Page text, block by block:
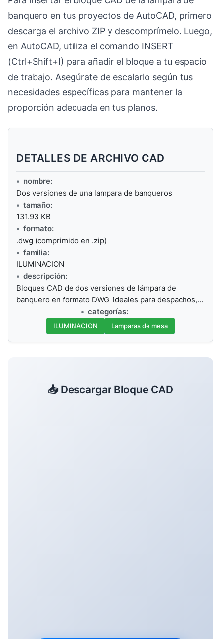
banquero en tus proyectos de AutoCAD, primero
descarga el archivo ZIP y descomprímelo. Luego,
en AutoCAD, utiliza el comando INSERT
(Ctrl+Shift+I) para añadir el bloque a tu espacio
de trabajo. Asegúrate de escalarlo según tus
necesidades específicas para mantener la
proporción adecuada en tus planos.
DETALLES DE ARCHIVO CAD
nombre:
Dos versiones de una lampara de banqueros
tamaño:
131.93 KB
formato:
.dwg (comprimido en .zip)
familia:
ILUMINACION
descripción:
Bloques CAD de dos versiones de lámpara de
banquero en formato DWG, ideales para despachos,…
categorías:
ILUMINACION Lamparas de mesa
📥 Descargar Bloque CAD